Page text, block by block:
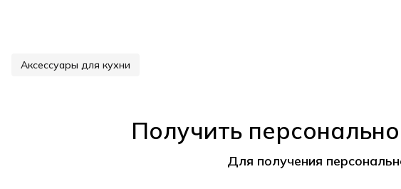
Аксессуары для кухни
Получить
Для получения